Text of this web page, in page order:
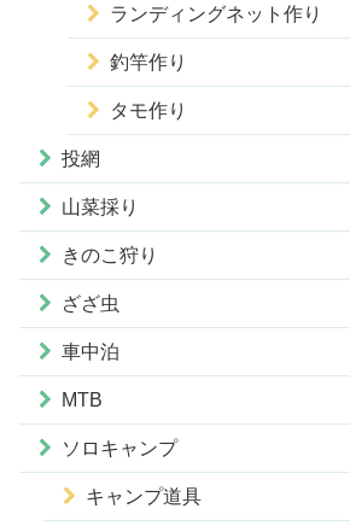
ランディングネット作り
釣竿作り
タモ作り
投網
山菜採り
きのこ狩り
ざざ虫
車中泊
MTB
ソロキャンプ
キャンプ道具